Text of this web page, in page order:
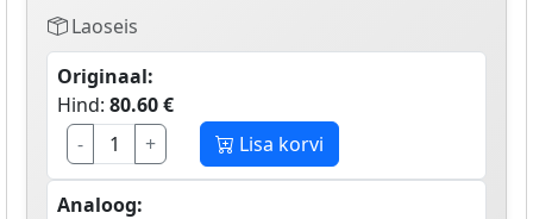
Laoseis
Originaal:
Hind: 80.60 €
-
+ Lisa korvi
Analoog: